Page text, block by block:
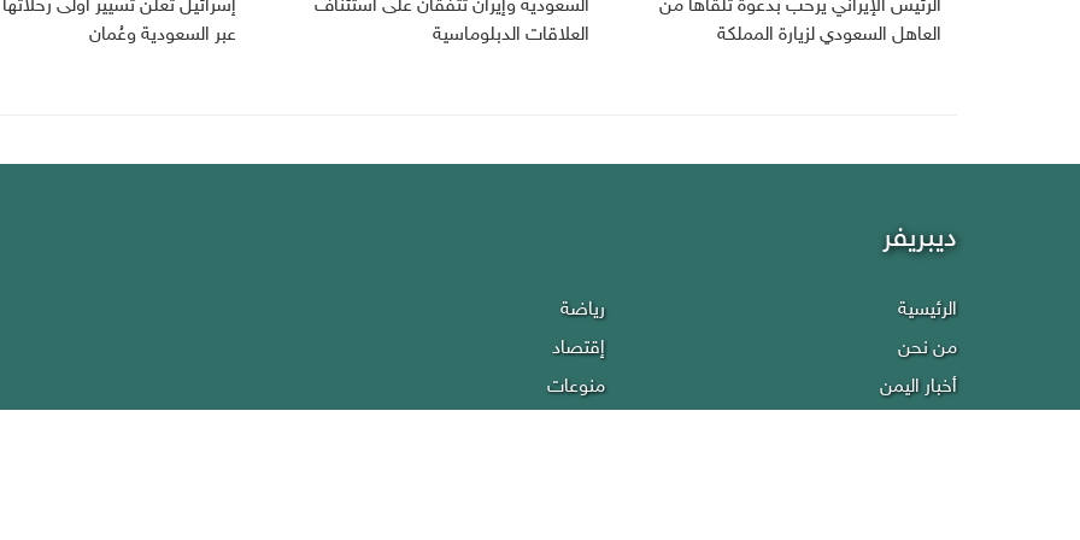
الرئيس الإيراني يرحب بدعوة تلقاها من
العاهل السعودي لزيارة المملكة
السعودية وإيران تتفقان على استئناف
العلاقات الدبلوماسية
إسرائيل تعلن تسيير أولى
عبر السعودية وعُمان
ديبريفر
الرئيسية
من نحن
أخبار اليمن
رياضة
إقتصاد
منوعات